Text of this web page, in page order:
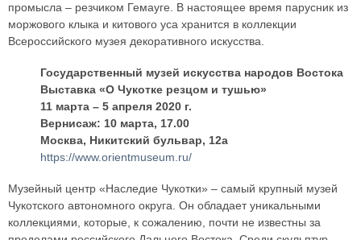
промысла – резчиком Гемауге. В настоящее время парусник из
моржового клыка и китового уса хранится в коллекции
Всероссийского музея декоративного искусства.
Государственный музей искусства народов Востока
Выставка «О Чукотке резцом и тушью»
11 марта – 5 апреля 2020 г.
Вернисаж: 10 марта, 17.00
Москва, Никитский бульвар, 12а
https://www.orientmuseum.ru/
Музейный центр «Наследие Чукотки» – самый крупный музей
Чукотского автономного округа. Он обладает уникальными
коллекциями, которые, к сожалению, почти не известны за